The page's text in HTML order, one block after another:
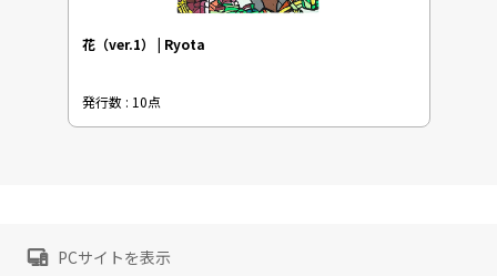
花（ver.1） | Ryota
発行数 : 10点
PCサイトを表示